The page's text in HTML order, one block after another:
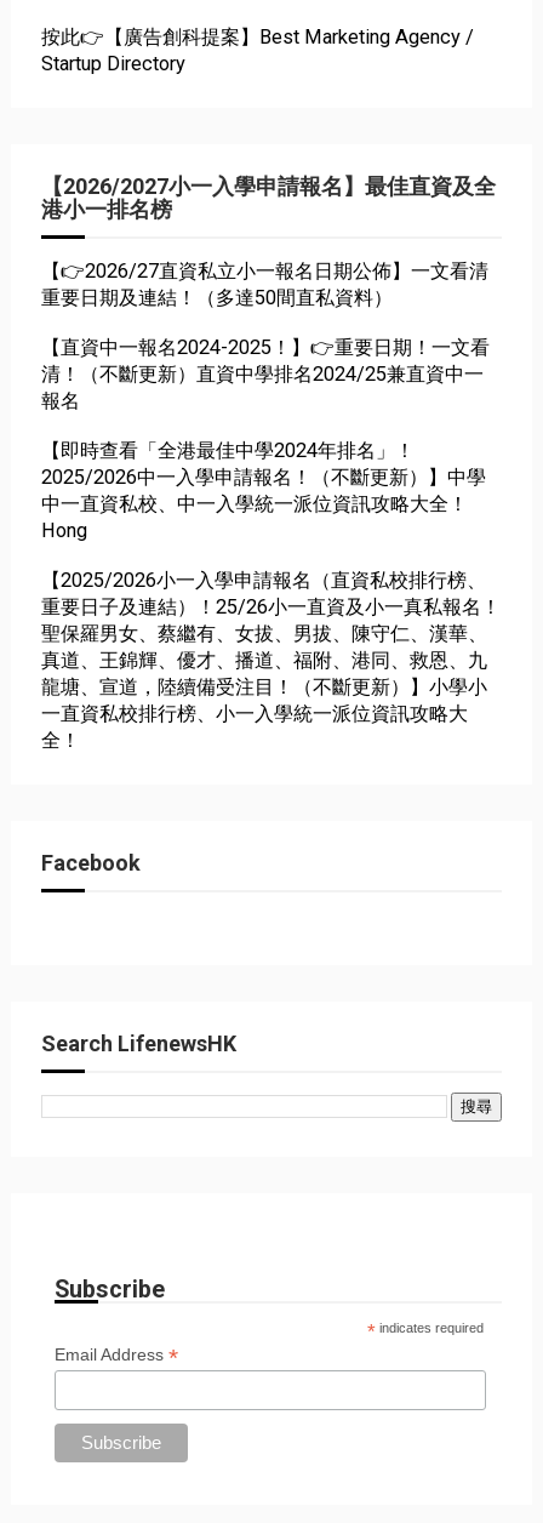
按此👉【廣告創科提案】Best Marketing Agency /
Startup Directory
【2026/2027小一入學申請報名】最佳直資及全
港小一排名榜
【👉2026/27直資私立小一報名日期公佈】一文看清
重要日期及連結！（多達50間直私資料）
【直資中一報名2024-2025！】👉重要日期！一文看
清！（不斷更新）直資中學排名2024/25兼直資中一
報名
【即時查看「全港最佳中學2024年排名」！
2025/2026中一入學申請報名！（不斷更新）】中學
中一直資私校、中一入學統一派位資訊攻略大全！
Hong
【2025/2026小一入學申請報名（直資私校排行榜、
重要日子及連結）！25/26小一直資及小一真私報名！
聖保羅男女、蔡繼有、女拔、男拔、陳守仁、漢華、
真道、王錦輝、優才、播道、福附、港同、救恩、九
龍塘、宣道，陸續備受注目！（不斷更新）】小學小
一直資私校排行榜、小一入學統一派位資訊攻略大
全！
Facebook
Search LifenewsHK
Subscribe
* indicates required
Email Address*